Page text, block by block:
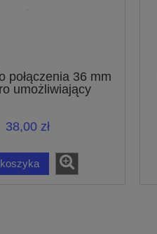
połączenia 36 mm
umożliwiający
38,00 zł